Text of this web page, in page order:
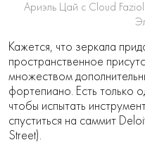
Ариэль Цай с Cloud
Кажется, что зеркала
пространственное
множеством
фортепиано. Есть только
чтобы испытать
спуститься на саммит
Street).